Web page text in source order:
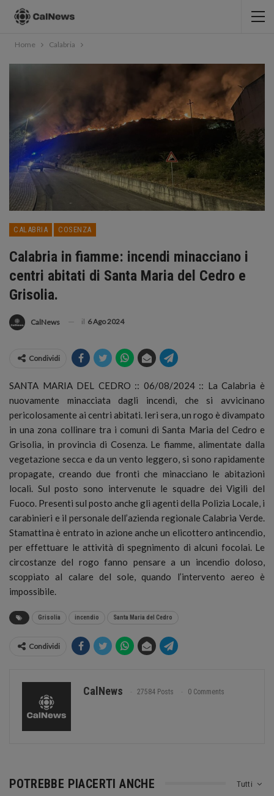
Home Calabria
CALABRIA COSENZA
Calabria in fiamme: incendi minacciano i
centri abitati di Santa Maria del Cedro e
Grisolia.
CalNews il 6 Ago 2024
Condividi
SANTA MARIA DEL CEDRO :: 06/08/2024 :: La Calabria è
nuovamente minacciata dagli incendi, che si avvicinano
pericolosamente ai centri abitati. Ieri sera, un rogo è divampato
in una zona collinare tra i comuni di Santa Maria del Cedro e
Grisolia, in provincia di Cosenza.Le fiamme, alimentate dalla
vegetazione secca e da un vento leggero, si sono rapidamente
propagate, creando due fronti che minacciano le abitazioni
locali. Sul posto sono intervenute le squadre dei Vigili del
Fuoco. Presenti sul posto anche gli agenti della Polizia Locale, i
carabinieri e il personale dell’azienda regionale Calabria Verde.
Stamattina è entrato in azione anche un elicottero antincendio,
per effettuare le attività di spegnimento di alcuni focolai. Le
circostanze del rogo fanno pensare a un incendio doloso,
scoppiato al calare del sole, quando l’intervento aereo è
impossibile.
Grisolia incendio Santa Maria del Cedro
Condividi
CalNews 27584 Posts 0 Comments
Tutti
POTREBBE PIACERTI ANCHE